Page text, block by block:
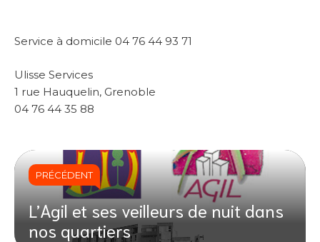
Service à domicile 04 76 44 93 71
Ulisse Services
1 rue Hauquelin, Grenoble
04 76 44 35 88
PRÉCÉDENT
L’Agil et ses veilleurs de nuit dans
nos quartiers